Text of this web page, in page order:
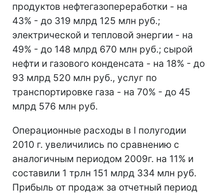
продуктов нефтегазопереработки - на
43% - до 319 млрд 125 млн руб.;
электрической и тепловой энергии - на
49% - до 148 млрд 670 млн руб.; сырой
нефти и газового конденсата - на 18% - до
93 млрд 520 млн руб., услуг по
транспортировке газа - на 70% - до 45
млрд 576 млн руб.
Операционные расходы в I полугодии
2010 г. увеличились по сравнению с
аналогичным периодом 2009г. на 11% и
составили 1 трлн 151 млрд 334 млн руб.
Прибыль от продаж за отчетный период